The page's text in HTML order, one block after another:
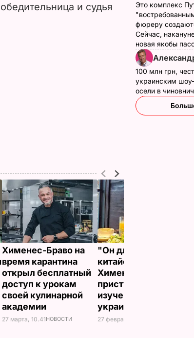
и судья
Хименес-Браво на
время карантина
открыл бесплатный
доступ к урокам
своей кулинарной
академии
"Он для меня как
китайский".
Хименес-Браво
приступил к
изучению
украинского языка
Это комплекс
фюреру
Сейчас,
новая якобы
100 млн грн,
украинским
осели в